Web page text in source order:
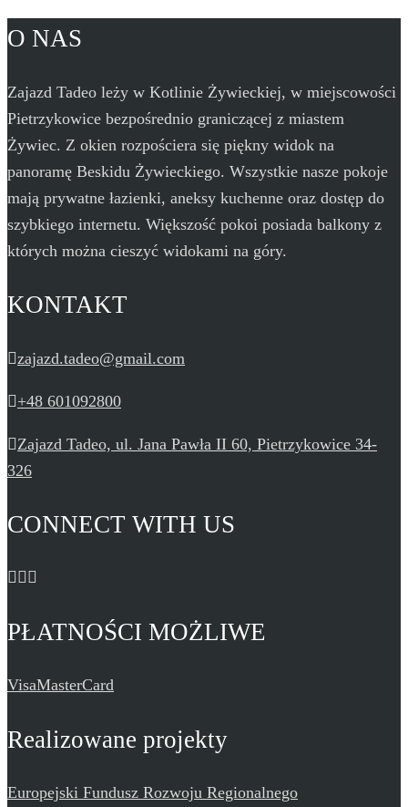
O NAS
Zajazd Tadeo leży w Kotlinie Żywieckiej, w miejscowości
Pietrzykowice bezpośrednio graniczącej z miastem
Żywiec. Z okien rozpościera się piękny widok na
panoramę Beskidu Żywieckiego. Wszystkie nasze pokoje
mają prywatne łazienki, aneksy kuchenne oraz dostęp do
szybkiego internetu. Większość pokoi posiada balkony z
których można cieszyć widokami na góry.
KONTAKT
zajazd.tadeo@gmail.com
+48 601092800
Zajazd Tadeo, ul. Jana Pawła II 60, Pietrzykowice 34-
326
CONNECT WITH US
PŁATNOŚCI MOŻLIWE
VisaMasterCard
Realizowane projekty
Europejski Fundusz Rozwoju Regionalnego